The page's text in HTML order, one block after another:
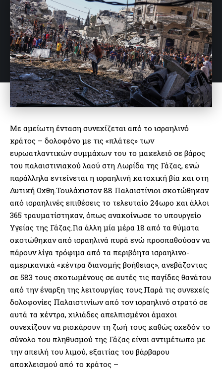
Με αμείωτη ένταση συνεχίζεται από το ισραηλινό
κράτος – δολοφόνο με τις «πλάτες» των
ευρωατλαντικών συμμάχων του το μακελειό σε βάρος
του παλαιστινιακού λαού στη Λωρίδα της Γάζας, ενώ
παράλληλα εντείνεται η ισραηλινή κατοχική βία και στη
Δυτική Οχθη.Τουλάχιστον 88 Παλαιστίνιοι σκοτώθηκαν
από ισραηλινές επιθέσεις το τελευταίο 24ωρο και άλλοι
365 τραυματίστηκαν, όπως ανακοίνωσε το υπουργείο
Υγείας της Γάζας.Για άλλη μία μέρα 18 από τα θύματα
σκοτώθηκαν από ισραηλινά πυρά ενώ προσπαθούσαν να
πάρουν λίγα τρόφιμα από τα περιβόητα ισραηλινο-
αμερικανικά «κέντρα διανομής βοήθειας», ανεβάζοντας
σε 583 τους σκοτωμένους σε αυτές τις παγίδες θανάτου
από την έναρξη της λειτουργίας τους.Παρά τις συνεχείς
δολοφονίες Παλαιστινίων από τον ισραηλινό στρατό σε
αυτά τα κέντρα, χιλιάδες απελπισμένοι άμαχοι
συνεχίζουν να ρισκάρουν τη ζωή τους καθώς σχεδόν το
σύνολο του πληθυσμού της Γάζας είναι αντιμέτωπο με
την απειλή του λιμού, εξαιτίας του βάρβαρου
αποκλεισμού από το κράτος –